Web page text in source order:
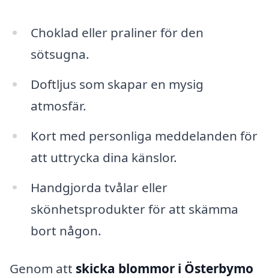
Choklad eller praliner för den
sötsugna.
Doftljus som skapar en mysig
atmosfär.
Kort med personliga meddelanden för
att uttrycka dina känslor.
Handgjorda tvålar eller
skönhetsprodukter för att skämma
bort någon.
Genom att skicka blommor i Österbymo